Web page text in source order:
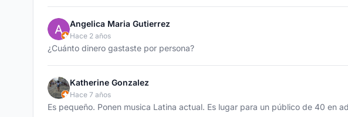
Angelica Maria Gutierrez
Hace 2 años
¿Cuánto dinero gastaste por persona?
Katherine Gonzalez
Hace 7 años
Es pequeño. Ponen musica Latina actual. Es lugar para un público de 40 en